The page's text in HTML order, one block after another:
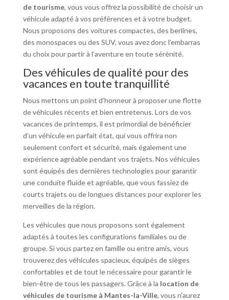
de tourisme, vous vous offrez la possibilité de choisir un
véhicule adapté à vos préférences et à votre budget.
Nous proposons des voitures compactes, des berlines,
des monospaces ou des SUV, vous avez donc l’embarras
du choix pour partir à l’aventure en toute sérénité.
Des véhicules de qualité pour des
vacances en toute tranquillité
Nous mettons un point d’honneur à proposer une flotte
de véhicules récents et bien entretenus. Lors de vos
vacances de printemps, il est primordial de bénéficier
d’un véhicule en parfait état, qui vous offrira non
seulement confort et sécurité, mais également une
expérience agréable pendant vos trajets. Nos véhicules
sont équipés des dernières technologies pour garantir
une conduite fluide et agréable, que vous fassiez de
courts trajets ou de longues distances pour explorer les
merveilles de la région.
Les véhicules que nous proposons sont également
adaptés à toutes les configurations familiales ou de
groupe. Si vous partez en famille ou entre amis, vous
trouverez des véhicules spacieux, équipés de sièges
confortables et de tout le nécessaire pour garantir le
bien-être de tous les passagers. Grâce à la location de
véhicules de tourisme à Mantes-la-Ville, vous n’aurez